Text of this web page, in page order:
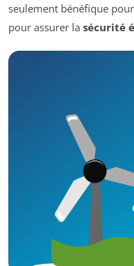
seulement bénéfique
pour assurer la sécurité